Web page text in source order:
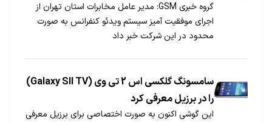
گروه خبری GSM: مدیر عامل مخابرات استان تهران از
اجرای موفقیت آمیز سیستم ویدئو کنفرانس به صورت
محدود در این شرکت خبر داد
سامسونگ گلکسی اس 2 تی وی (Galaxy SII TV)
را در برزیل معرفی کرد
این گوشی اکنون به صورت اختصاصی برای برزیل معرفی